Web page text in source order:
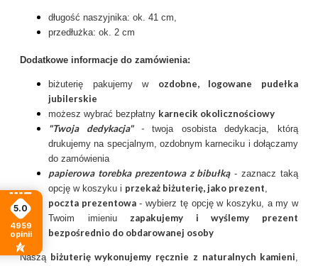
długość naszyjnika: ok. 41 cm,
przedłużka: ok. 2 cm
Dodatkowe informacje do zamówienia:
biżuterię pakujemy w ozdobne, logowane pudełka
jubilerskie
możesz wybrać bezpłatny karnecik okolicznościowy
"Twoja dedykacja"-twoja osobista dedykacja, którą
drukujemy na specjalnym, ozdobnym karneciku i dołączamy
do zamówienia
papierowa torebka prezentowa z bibułką- zaznacz taką
opcję w koszyku i przekaż biżuterię, jako prezent
poczta prezentowa- wybierz tę opcję w koszyku, a my w
Twoim imieniu zapakujemy i wyślemy prezent
bezpośrednio do obdarowanej osoby
Naszą biżuterię wykonujemy ręcznie z naturalnych kamieni
5.0
4959
opinii